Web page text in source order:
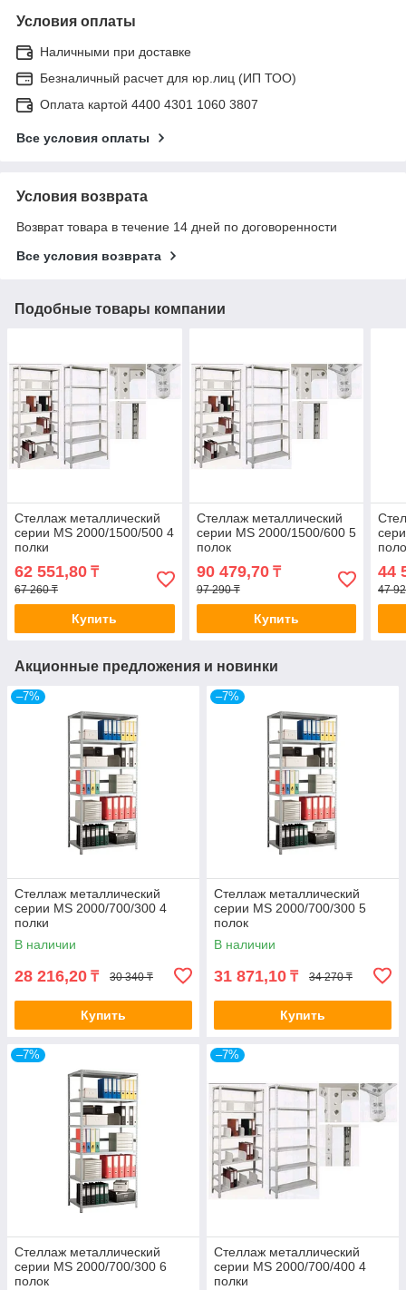
Условия оплаты
Наличными при доставке
Безналичный расчет для юр.лиц (ИП ТОО)
Оплата картой 4400 4301 1060 3807
Все условия оплаты
Условия возврата
Возврат товара в течение 14 дней по договоренности
Все условия возврата
Подобные товары компании
Стеллаж металлический
серии MS 2000/1500/500 4
полки
62 551,80 ₸
67 260 ₸
Купить
Стеллаж металлический
серии MS 2000/1500/600 5
полок
90 479,70₸
97 290 ₸
Купить
44
47
Акционные предложения и новинки
–7%
Стеллаж металлический
серии MS 2000/700/300 4
полки
В наличии
28 216,20 ₸ 30 340 ₸
Купить
–7%
Стеллаж металлический
серии MS 2000/700/300 5
полок
В наличии
31 871,10 ₸ 34 270 ₸
Купить
–7%
Стеллаж металлический
серии MS 2000/700/300 6
полок
–7%
Стеллаж металлический
серии MS 2000/700/400 4
полки